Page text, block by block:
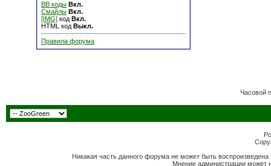
BB коды Вкл.
Смайлы Вкл.
[IMG] код Вкл.
HTML код Выкл.
Правила форума
Часовой
Никакая часть данного форума не может быть
Мнение администрации может